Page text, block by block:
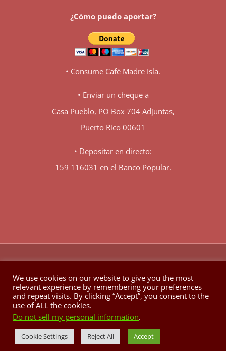
¿Cómo puedo aportar?
• Consume Café Madre Isla.
• Enviar un cheque a
Casa Pueblo, PO Box 704 Adjuntas,
Puerto Rico 00601
• Depositar en directo:
159 116031 en el Banco Popular.
Facebook
X YouTubeInstagram
We use cookies on our website to give you the most
relevant experience by remembering your preferences
and repeat visits. By clicking “Accept”, you consent to the
use of ALL the cookies.
Do not sell my personal information.
Cookie Settings Reject All Accept